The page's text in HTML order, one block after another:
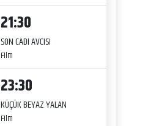
21:30
SON CADI AVCISI
Film
23:30
KÜÇÜK BEYAZ YALAN
Film